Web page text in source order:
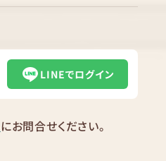
LINEでログイン
にお問合せください。